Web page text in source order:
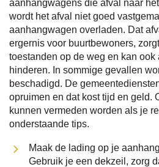
aanhangwagens die afval naar
wordt het afval niet goed
aanhangwagen overladen. Dat
ergernis voor buurtbewoners,
toestanden op de weg en kan ook
hinderen. In sommige gevallen
beschadigd. De
opruimen en dat kost tijd en geld.
kunnen vermeden worden als je
onderstaande tips.
Maak de lading op je
Gebruik je een dekzeil, zorg